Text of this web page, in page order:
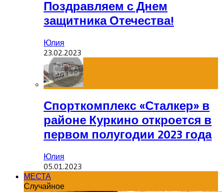
Поздравляем с Днем
защитника Отечества!
Юлия
23.02.2023
Спорткомплекс «Сталкер» в
районе Куркино откроется в
первом полугодии 2023 года
Юлия
05.01.2023
МЕСТА
Случайное